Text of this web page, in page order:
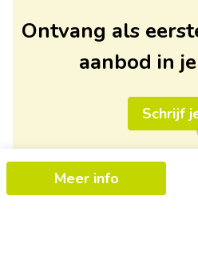
Meer info
Ontvang als
aanbod in
Schrijf